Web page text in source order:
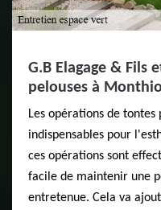
G.B Elagage & Fils
pelouses à
Les opérations de tontes
indispensables pour
ces opérations sont
facile de maintenir une
entretenue. Cela va